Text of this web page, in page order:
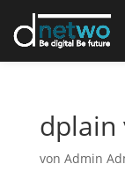
dplain
von Admin